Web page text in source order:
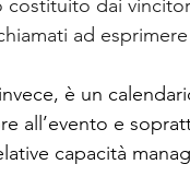
costituito dai
ad
è un
all’evento e
capacità